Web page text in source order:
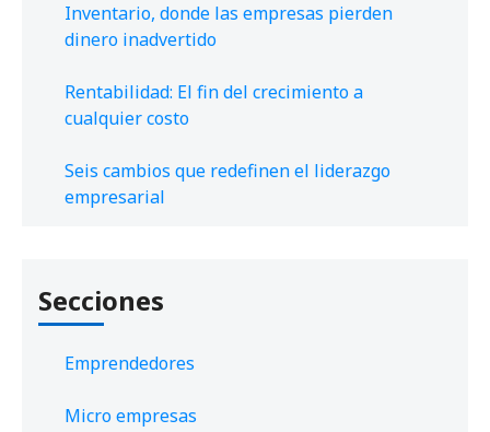
Inventario, donde las empresas pierden
dinero inadvertido
Rentabilidad: El fin del crecimiento a
cualquier costo
Seis cambios que redefinen el liderazgo
empresarial
Secciones
Emprendedores
Micro empresas